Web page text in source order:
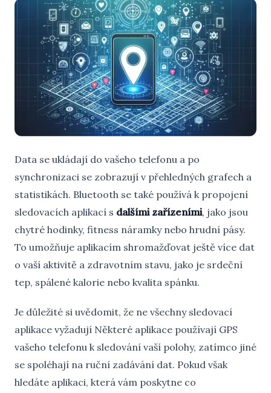
Data se ukládají do vašeho telefonu a po
synchronizaci se zobrazují v přehledných grafech a
statistikách. Bluetooth se také používá k propojení
sledovacích aplikací s dalšími zařízeními, jako jsou
chytré hodinky, fitness náramky nebo hrudní pásy.
To umožňuje aplikacím shromažďovat ještě více dat
o vaší aktivitě a zdravotním stavu, jako je srdeční
tep, spálené kalorie nebo kvalita spánku.
Je důležité si uvědomit, že ne všechny sledovací
aplikace vyžadují Některé aplikace používají GPS
vašeho telefonu k sledování vaší polohy, zatímco jiné
se spoléhají na ruční zadávání dat. Pokud však
hledáte aplikaci, která vám poskytne co